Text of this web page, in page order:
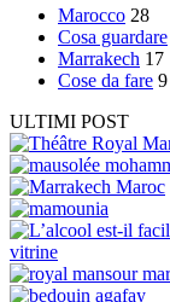
Marocco 28
Cosa guardare
Marrakech 17
Cose da fare 9
ULTIMI POST